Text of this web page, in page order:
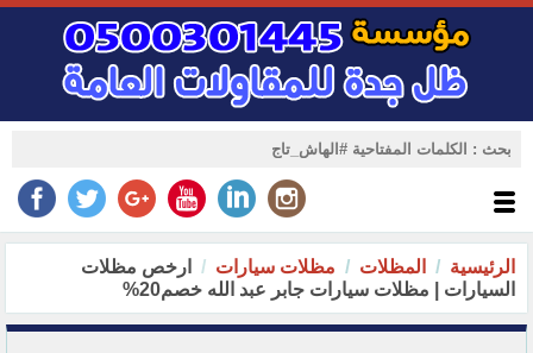
الرئيسية المظلات مظلات سيارات
ارخص مظلات
السيارات | مظلات سيارات جابر عبد الله‏ خصم20%‏